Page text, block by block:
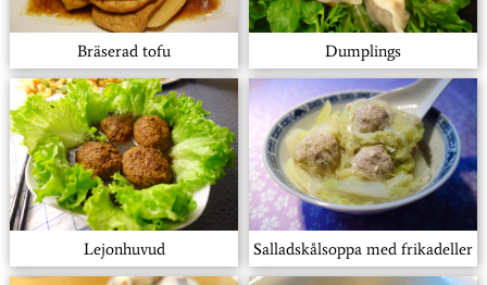
Bräserad tofu Dumplings
Lejonhuvud Salladskålsoppa med frikadeller